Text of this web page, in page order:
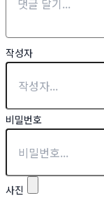
작성자
비밀번호
사진